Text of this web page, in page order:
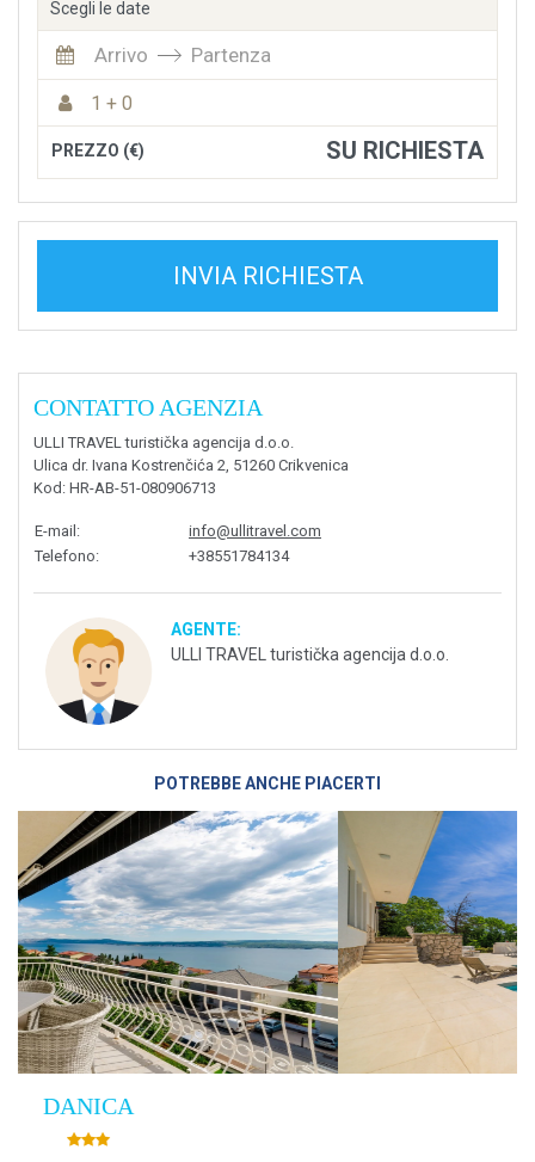
Scegli le date
Arrivo Partenza
1 + 0
PREZZO (€) SU RICHIESTA
INVIA RICHIESTA
CONTATTO AGENZIA
ULLI TRAVEL turistička agencija d.o.o.
Ulica dr. Ivana Kostrenčića 2, 51260 Crikvenica
Kod : HR-AB-51-080906713
E-mail :
info@ullitravel.com
Telefono: +38551784134
AGENTE:
ULLI TRAVEL turistička agencija d.o.o.
POTREBBE ANCHE PIACERTI